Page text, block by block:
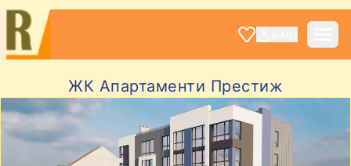
ЖК Апартаменти Престиж